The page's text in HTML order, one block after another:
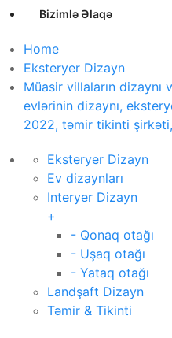
Bizimlə Əlaqə
Home
Eksteryer Dizayn
Müasir villaların
evlərinin dizaynı,
2022, təmir tikinti
Eksteryer Dizayn
Ev dizaynları
Interyer Dizayn
+
- Qonaq otağı
- Uşaq otağı
- Yataq otağı
Landşaft Dizayn
Təmir & Tikinti